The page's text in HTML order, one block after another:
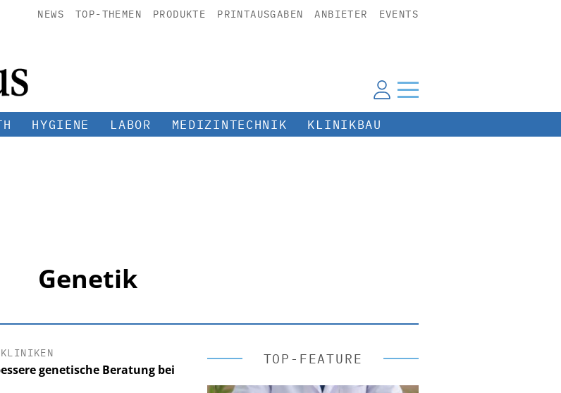
NEWS TOP-THEMEN PRODUKTE PRINTAUSGABEN ANBIETER EVENTS
HYGIENE LABOR MEDIZINTECHNIK KLINIKBAU
Genetik
genetische Beratung bei
TOP-FEATURE